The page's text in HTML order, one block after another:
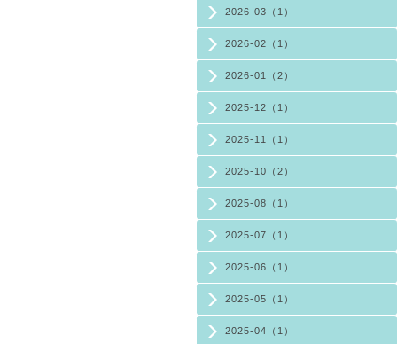
2026-03（1）
2026-02（1）
2026-01（2）
2025-12（1）
2025-11（1）
2025-10（2）
2025-08（1）
2025-07（1）
2025-06（1）
2025-05（1）
2025-04（1）